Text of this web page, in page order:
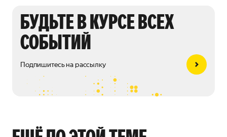
БУДЬТЕ В КУРСЕ ВСЕХ
СОБЫТИЙ
Подпишитесь на рассылку